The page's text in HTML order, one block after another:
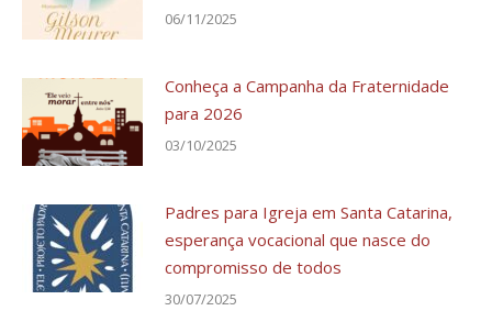
06/11/2025
Conheça a Campanha da Fraternidade
para 2026
03/10/2025
Padres para Igreja em Santa Catarina,
esperança vocacional que nasce do
compromisso de todos
30/07/2025